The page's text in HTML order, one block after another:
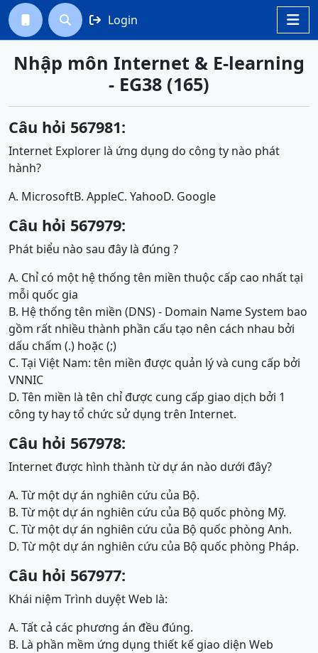

  Login
Nhập môn Internet & E-learning
- EG38 (165)
Câu hỏi 567981:
Internet Explorer là ứng dụng do công ty nào phát
hành?
A. MicrosoftB. AppleC. YahooD. Google
Câu hỏi 567979:
Phát biểu nào sau đây là đúng ?
A. Chỉ có một hệ thống tên miền thuộc cấp cao nhất tại
mỗi quốc gia
B. Hệ thống tên miền (DNS) - Domain Name System bao
gồm rất nhiều thành phần cấu tạo nên cách nhau bởi
dấu chấm (.) hoặc (;)
C. Tại Việt Nam: tên miền được quản lý và cung cấp bởi
VNNIC
D. Tên miền là tên chỉ được cung cấp giao dịch bởi 1
công ty hay tổ chức sử dụng trên Internet.
Câu hỏi 567978:
Internet được hình thành từ dự án nào dưới đây?
A. Từ một dự án nghiên cứu của Bộ.
B. Từ một dự án nghiên cứu của Bộ quốc phòng Mỹ.
C. Từ một dự án nghiên cứu của Bộ quốc phòng Anh.
D. Từ một dự án nghiên cứu của Bộ quốc phòng Pháp.
Câu hỏi 567977:
Khái niệm Trình duyệt Web là:
A. Tất cả các phương án đều đúng.
B. Là phần mềm ứng dụng thiết kế giao diện Web